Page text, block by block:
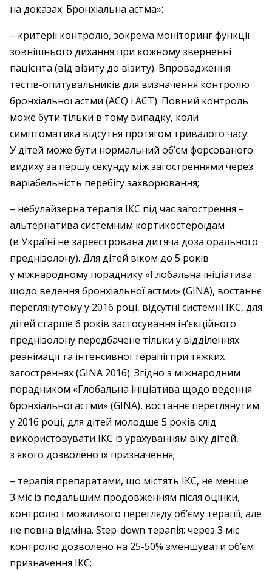
на доказах. Бронхіальна астма»:
– критерії контролю, зокрема моніторинг функції
зовнішнього дихання при кожному зверненні
пацієнта (від візиту до візиту). Впровадження
тестів-опитувальників для визначення контролю
бронхіальної астми (ACQ і ACT). Повний контроль
може бути тільки в тому випадку, коли
симптоматика відсутня протягом тривалого часу.
У дітей може бути нормальний об’єм форсованого
видиху за першу секунду між загостреннями через
варіабельність перебігу захворювання;
– небулайзерна терапія ІКС під час загострення –
альтернатива системним кортикостероїдам
(в Україні не зареєстрована дитяча доза орального
преднізолону). Для дітей віком до 5 років
у міжнародному пораднику «Глобальна ініціатива
щодо ведення бронхіальної астми» (GINA), востаннє
переглянутому у 2016 році, відсутні системні ІКС, для
дітей старше 6 років застосування ін’єкційного
преднізолону передбачене тільки у відділеннях
реанімації та інтенсивної терапії при тяжких
загостреннях (GINA 2016). Згідно з міжнародним
порадником «Глобальна ініціатива щодо ведення
бронхіальної астми» (GINA), востаннє переглянутим
у 2016 році, для дітей молодше 5 років слід
використовувати ІКС із урахуванням віку дітей,
з якого дозволено їх призначення;
– терапія препаратами, що містять ІКС, не менше
3 міс із подальшим продовженням після оцінки,
контролю і можливого перегляду об’єму терапії, але
не повна відміна. Step-down терапія: через 3 міс
контролю дозволено на 25-50% зменшувати об’єм
призначення ІКС;